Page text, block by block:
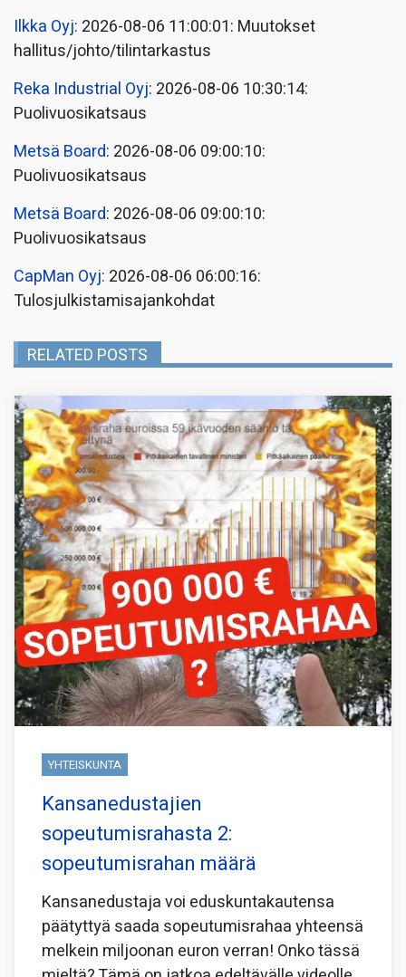
Ilkka Oyj: 2026-08-06 11:00:01: Muutokset
hallitus/johto/tilintarkastus
Reka Industrial Oyj: 2026-08-06 10:30:14:
Puolivuosikatsaus
Metsä Board: 2026-08-06 09:00:10:
Puolivuosikatsaus
Metsä Board: 2026-08-06 09:00:10:
Puolivuosikatsaus
CapMan Oyj: 2026-08-06 06:00:16:
Tulosjulkistamisajankohdat
RELATED POSTS
YHTEISKUNTA
Kansanedustajien
sopeutumisrahasta 2:
sopeutumisrahan määrä
Kansanedustaja voi eduskuntakautensa
päätyttyä saada sopeutumisrahaa yhteensä
melkein miljoonan euron verran! Onko tässä